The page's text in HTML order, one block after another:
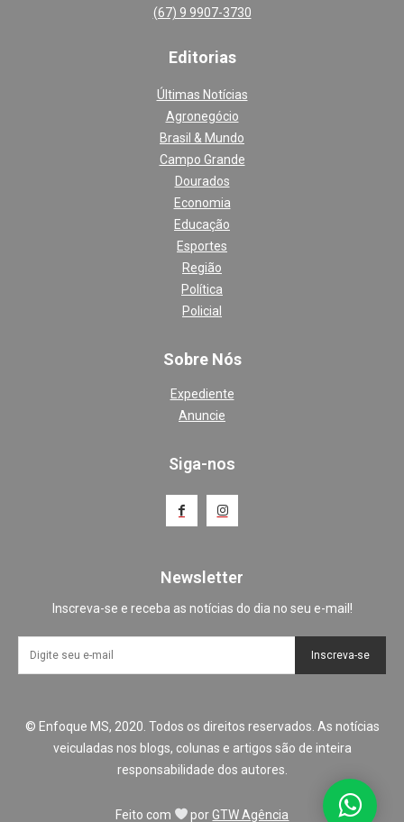
(67) 9 9907-3730
Editorias
Últimas Notícias
Agronegócio
Brasil & Mundo
Campo Grande
Dourados
Economia
Educação
Esportes
Região
Política
Policial
Sobre Nós
Expediente
Anuncie
Siga-nos
Newsletter
Inscreva-se e receba as notícias do dia no seu e-mail!
Inscreva-se
© Enfoque MS, 2020. Todos os direitos reservados. As notícias
veiculadas nos blogs, colunas e artigos são de inteira
responsabilidade dos autores.
Feito com porGTW Agência